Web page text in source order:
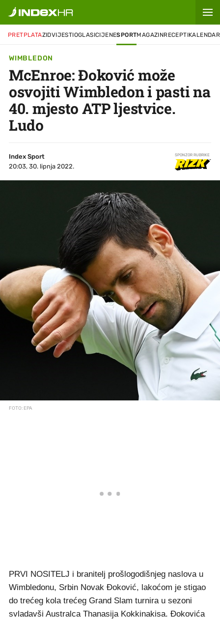
PRETPLATAZIDVIJESTIOGLASICIJENESPORTMAGAZINRECEPTIKALENDAR
WIMBLEDON
McEnroe: Đoković može
osvojiti Wimbledon i pasti na
40. mjesto ATP ljestvice.
Ludo
Index Sport
20:03, 30. lipnja 2022.
SPONZOR RUBRIKE
FOTO: EPA
PRVI NOSITELJ i branitelj prošlogodišnjeg naslova u
Wimbledonu, Srbin Novak Đoković, lakoćom je stigao
do trećeg kola trećeg Grand Slam turnira u sezoni
svladavši Australca Thanasija Kokkinakisa. Đokovića